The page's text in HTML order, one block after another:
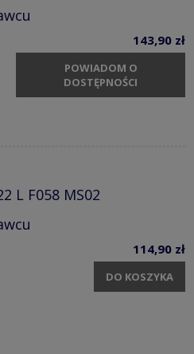
143,90 zł
POWIADOM O
DOSTĘPNOŚCI
L F058 MS02
114,90 zł
DO KOSZYKA